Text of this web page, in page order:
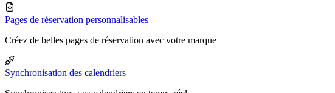
Pages de réservation personnalisables
Créez de belles pages de réservation avec votre marque
Synchronisation des calendriers